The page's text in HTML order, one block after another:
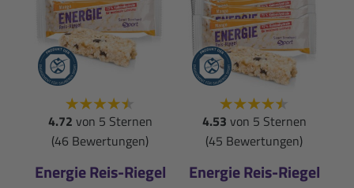
4.72 von 5 Sternen
(46 Bewertungen)
Energie Reis-Riegel
4.53 von 5 Sternen
(45 Bewertungen)
Energie Reis-Riegel